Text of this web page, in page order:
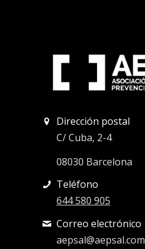
Dirección postal
C/ Cuba, 2-4
08030 Barcelona
Teléfono
644 580 905
Correo electrónico
aepsal@aepsal.com